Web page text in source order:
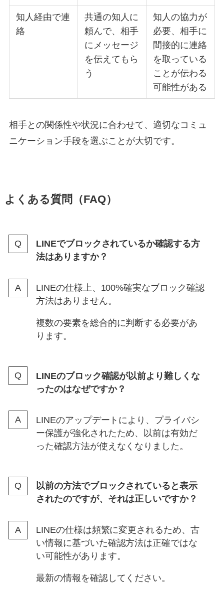
知人経由で連
絡
共通の知人に
頼んで、相手
にメッセージ
を伝えてもら
う
知人の協力が
必要、相手に
間接的に連絡
を取っている
ことが伝わる
可能性がある
相手との関係性や状況に合わせて、適切なコミュ
ニケーション手段を選ぶことが大切です。
よくある質問（FAQ）
LINEでブロックされているか確認する方
法はありますか？
LINEの仕様上、100%確実なブロック確認
方法はありません。
複数の要素を総合的に判断する必要があ
ります。
LINEのブロック確認が以前より難しくな
ったのはなぜですか？
LINEのアップデートにより、プライバシ
ー保護が強化されたため、以前は有効だ
った確認方法が使えなくなりました。
以前の方法でブロックされていると表示
されたのですが、それは正しいですか？
LINEの仕様は頻繁に変更されるため、古
い情報に基づいた確認方法は正確ではな
い可能性があります。
最新の情報を確認してください。